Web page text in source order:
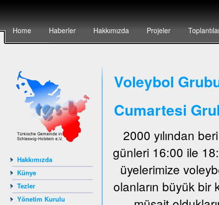
Home Haberler Hakkımızda Projeler
Hakkımızda
Künye
Tezler
Yönetim Kurulu
Voleybol
Cumartesi
2000 yılından
günleri 16:00 ile
üyelerimize
olanların büyük bir